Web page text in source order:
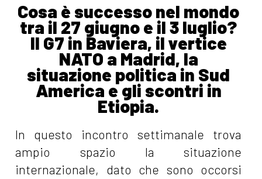
Cosa è successo nel mondo
tra il 27 giugno e il 3 luglio?
Il G7 in Baviera, il vertice
NATO a Madrid, la
situazione politica in Sud
America e gli scontri in
Etiopia.
In questo incontro settimanale trova
ampio spazio la situazione
internazionale, dato che sono occorsi